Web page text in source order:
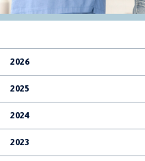
2026
2025
2024
2023